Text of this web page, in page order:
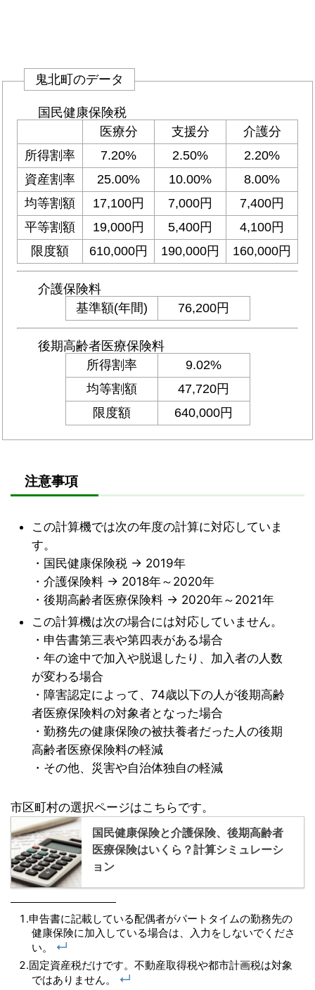
注意事項
この計算機では次の年度の計算に対応していま
す。
・国民健康保険税 → 2019年
・介護保険料 → 2018年～2020年
・後期高齢者医療保険料 → 2020年～2021年
この計算機は次の場合には対応していません。
・申告書第三表や第四表がある場合
・年の途中で加入や脱退したり、加入者の人数
が変わる場合
・障害認定によって、74歳以下の人が後期高齢
者医療保険料の対象者となった場合
・勤務先の健康保険の被扶養者だった人の後期
高齢者医療保険料の軽減
・その他、災害や自治体独自の軽減
市区町村の選択ページはこちらです。
国民健康保険と介護保険、後期高齢者
医療保険はいくら？計算シミュレーシ
ョン
申告書に記載している配偶者がパートタイムの勤務先の
健康保険に加入している場合は、入力をしないでくださ
い。
↵
固定資産税だけです。不動産取得税や都市計画税は対象
ではありません。
↵